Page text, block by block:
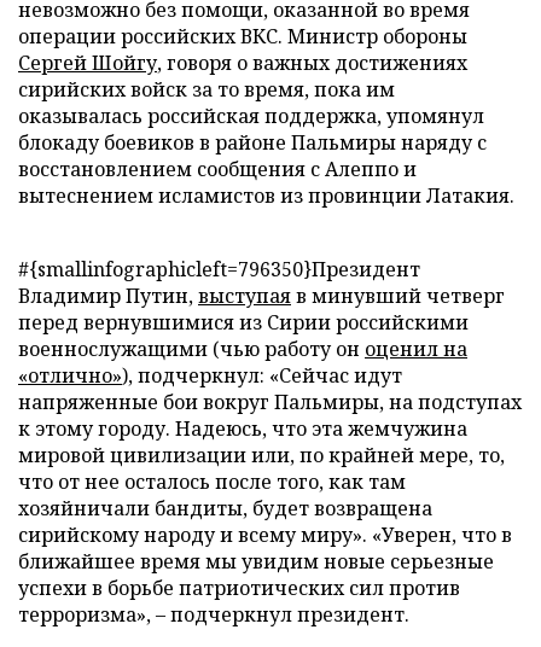
невозможно без помощи, оказанной во время
операции российских ВКС. Министр обороны
Сергей Шойгу, говоря о важных достижениях
сирийских войск за то время, пока им
оказывалась российская поддержка, упомянул
блокаду боевиков в районе Пальмиры наряду с
восстановлением сообщения с Алеппо и
вытеснением исламистов из провинции Латакия.
#{smallinfographicleft=796350}Президент
Владимир Путин,выступаяв минувший четверг
перед вернувшимися из Сирии российскими
военнослужащими (чью работу он оценил на
«отлично»), подчеркнул: «Сейчас идут
напряженные бои вокруг Пальмиры, на подступах
к этому городу. Надеюсь, что эта жемчужина
мировой цивилизации или, по крайней мере, то,
что от нее осталось после того, как там
хозяйничали бандиты, будет возвращена
сирийскому народу и всему миру». «Уверен, что в
ближайшее время мы увидим новые серьезные
успехи в борьбе патриотических сил против
терроризма», – подчеркнул президент.